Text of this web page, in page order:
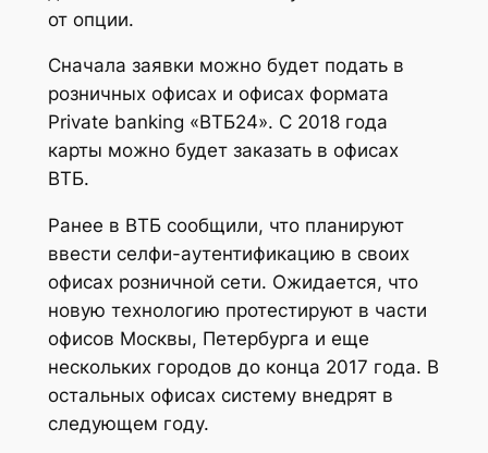
от опции.
Сначала заявки можно будет подать в
розничных офисах и офисах формата
Private banking «ВТБ24». С 2018 года
карты можно будет заказать в офисах
ВТБ.
Ранее в ВТБ сообщили, что планируют
ввести селфи-аутентификацию в своих
офисах розничной сети. Ожидается, что
новую технологию протестируют в части
офисов Москвы, Петербурга и еще
нескольких городов до конца 2017 года. В
остальных офисах систему внедрят в
следующем году.